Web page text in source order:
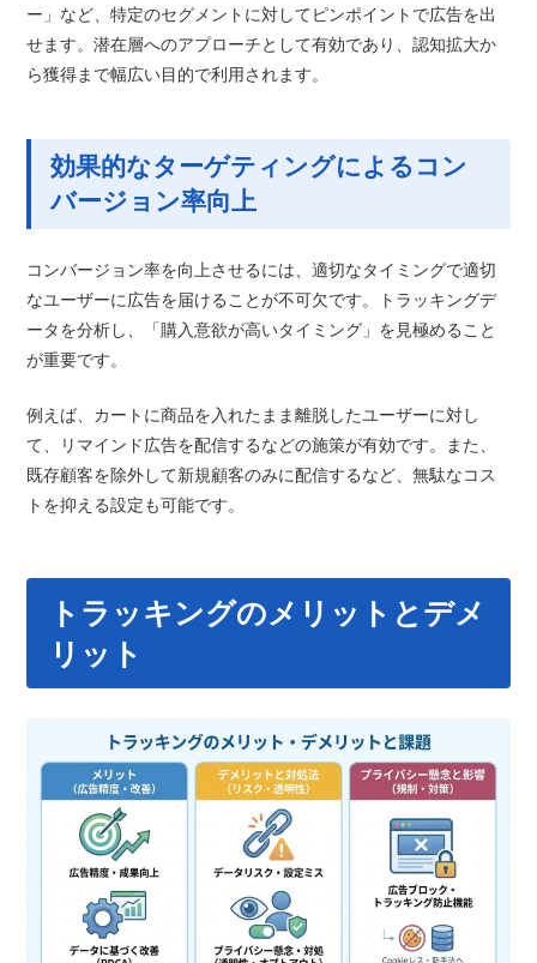
ー」など、特定のセグメントに対してピンポイントで広告を出
せます。潜在層へのアプローチとして有効であり、認知拡大か
ら獲得まで幅広い目的で利用されます。
効果的なターゲティングによるコン
バージョン率向上
コンバージョン率を向上させるには、適切なタイミングで適切
なユーザーに広告を届けることが不可欠です。トラッキングデ
ータを分析し、「購入意欲が高いタイミング」を見極めること
が重要です。
例えば、カートに商品を入れたまま離脱したユーザーに対し
て、リマインド広告を配信するなどの施策が有効です。また、
既存顧客を除外して新規顧客のみに配信するなど、無駄なコス
トを抑える設定も可能です。
トラッキングのメリットとデメ
リット